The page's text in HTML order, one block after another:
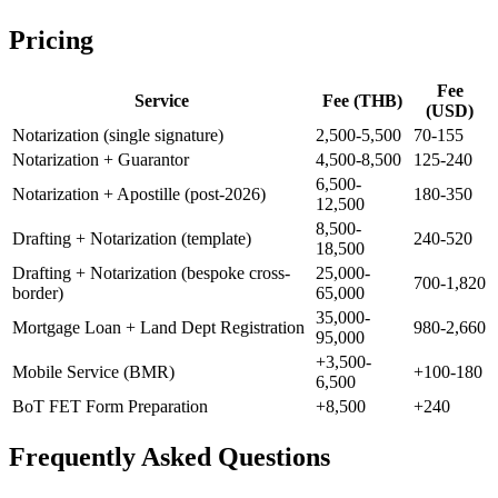
Pricing
Service Fee (THB)
Fee
(USD)
Notarization (single signature)
2,500-5,500
70-155
Notarization + Guarantor
4,500-8,500
125-240
Notarization + Apostille (post-2026)
6,500-
12,500
180-350
Drafting + Notarization (template)
8,500-
18,500
240-520
Drafting + Notarization (bespoke cross-
border)
25,000-
65,000
700-1,820
Mortgage Loan + Land Dept Registration
35,000-
95,000
980-2,660
Mobile Service (BMR)
+3,500-
6,500
+100-180
BoT FET Form Preparation
+8,500 +240
Frequently Asked Questions